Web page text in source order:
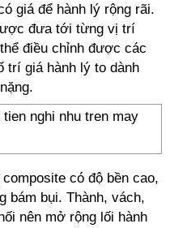
giá để hành lý rộng rãi.
đưa tới từng vị trí
điều chỉnh được các
trí giá hành lý to dành
có độ bền cao,
bám bụi. Thành, vách,
nên mở rộng lối hành